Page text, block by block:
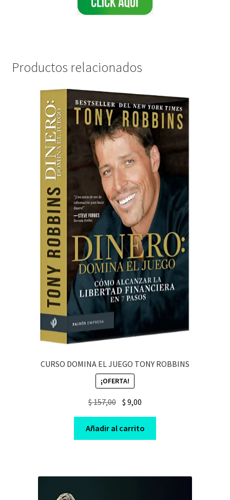
Productos relacionados
CURSO DOMINA EL JUEGO TONY ROBBINS
¡OFERTA!
$157,00 Original
price
was:
$ 157,00.
$ 9,00
price
is:
$ 9,00.
Añadir al carrito